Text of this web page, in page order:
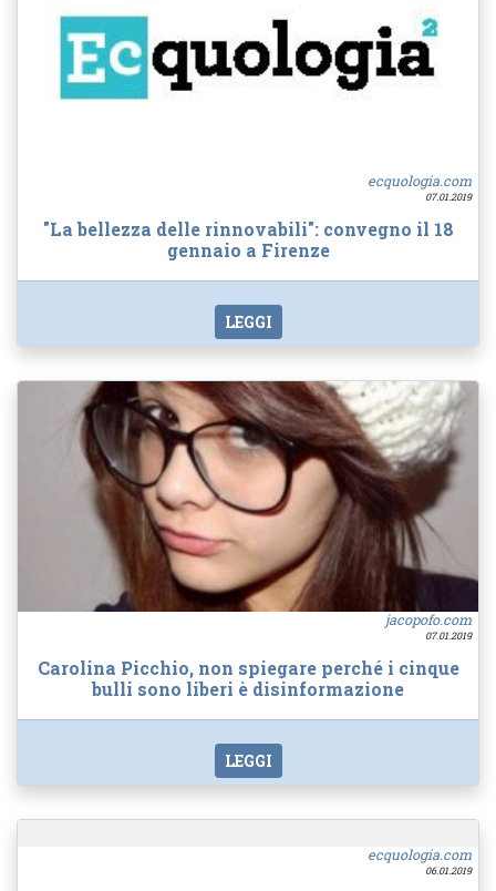
ecquologia.com
07.01.2019
"La bellezza delle rinnovabili": convegno il 18
gennaio a Firenze
LEGGI
jacopofo.com
07.01.2019
Carolina Picchio, non spiegare perché i cinque
bulli sono liberi è disinformazione
LEGGI
ecquologia.com
06.01.2019